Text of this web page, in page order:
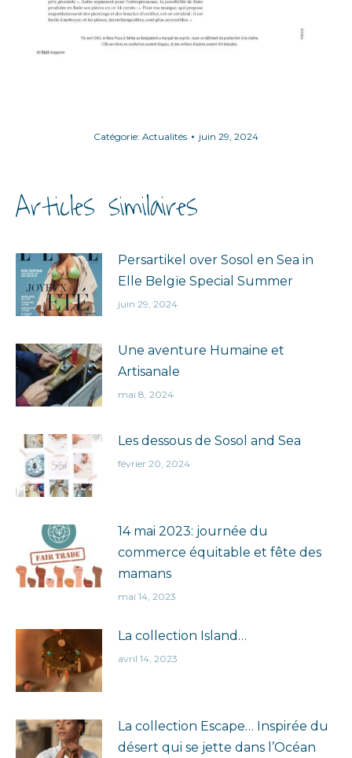
Catégorie: Actualités juin 29, 2024
Articles similaires
Persartikel over Sosol en Sea in
Elle Belgïe Special Summer
juin 29, 2024
Une aventure Humaine et
Artisanale
mai 8, 2024
Les dessous de Sosol and Sea
février 20, 2024
14 mai 2023: journée du
commerce équitable et fête des
mamans
mai 14, 2023
La collection Island…
avril 14, 2023
La collection Escape… Inspirée du
désert qui se jette dans l’Océan